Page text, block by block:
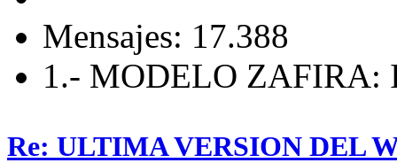
Mensajes: 17.388
1.- MODELO ZAFIRA:
Re: ULTIMA VERSION DEL